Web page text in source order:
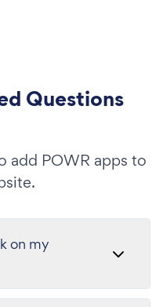
Questions
add POWR apps to
on my